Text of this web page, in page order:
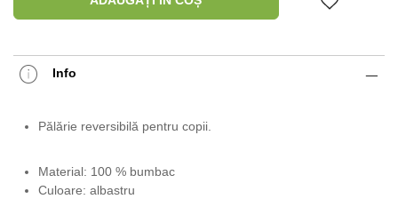
Info
Pălărie reversibilă pentru copii.
Material: 100 % bumbac
Culoare: albastru